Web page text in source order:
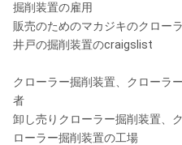
掘削装置の雇用
販売のためのマカジキのクロー
井戸の掘削装置のcraigslist
クローラー掘削装置、クローラ
者
卸し売りクローラー掘削装置、
ローラー掘削装置の工場